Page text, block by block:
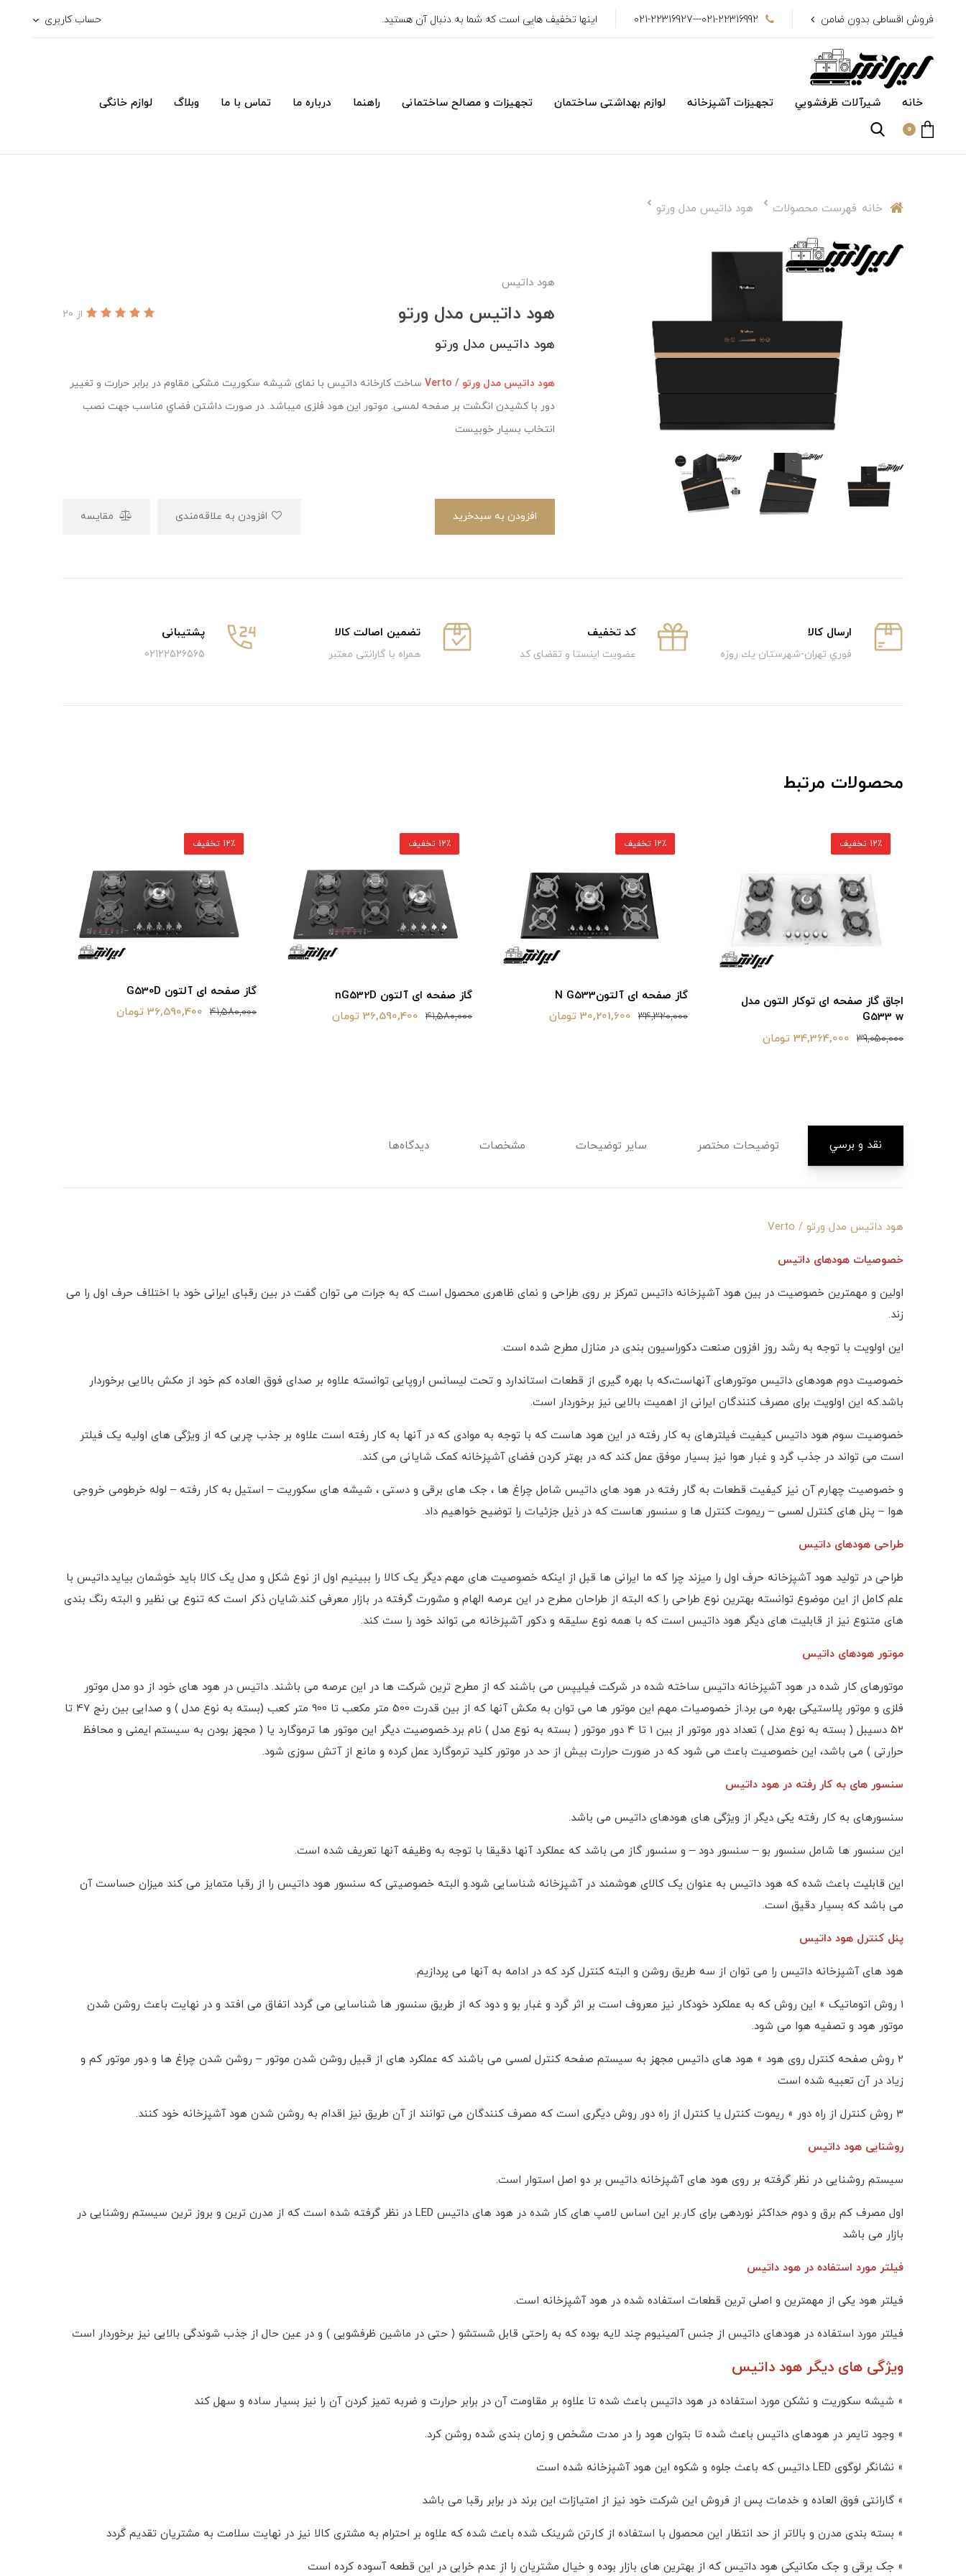
فروش اقساطی بدون ضامن 021-22316992---021-22316927 اینها تخفیف هایی است که شما به دنبال آن هستید. حساب کاربری
خانه شیرآلات ظرفشويي تجهیزات آشپزخانه لوازم بهداشتی ساختمان تجهیزات و مصالح ساختمانی راهنما درباره ما تماس با ما وبلاگ لوازم خانگی
0
خانه فهرست محصولات هود داتیس مدل ورتو
هود داتیس
هود داتیس مدل ورتو از 20
هود داتیس مدل ورتو
هود داتیس مدل ورتو / Verto
ساخت کارخانه داتیس با نمای شیشه سکوریت مشکی مقاوم در برابر حرارت و تغییر
دور با کشیدن انگشت بر صفحه لمسی. موتور این هود فلزی میباشد. در صورت داشتن فضاي مناسب جهت نصب
انتخاب بسيار خوبيست
افزودن به سبدخرید مقایسه
ارسال كالا
فوري تهران-شهرستان يك روزه
كد تخفيف
عضویت اینستا و تقضای کد
تضمین اصالت کالا
همراه با گارانتی معتبر
پشتیبانی
02122526565
محصولات مرتبط
اجاق گاز صفحه ای توکار التون مدل
G533 w
39,050,000 34,364,000 تومان
12٪ تخفیف
گاز صفحه ای آلتونN G533
34,320,000 30,201,600 تومان
12٪ تخفیف
گاز صفحه ای آلتون nG532D
41,580,000 36,590,400 تومان
12٪ تخفیف
گاز صفحه ای آلتون G530D
41,580,000 36,590,400 تومان
12٪ تخفیف
نقد و برسي توضيحات مختصر سایر توضیحات مشخصات دیدگاه‌ها
هود داتیس مدل ورتو / Verto
خصوصیات هودهای داتیس
اولین و مهمترین خصوصیت در بین هود آشپزخانه داتیس تمرکز بر روی طراحی و نمای ظاهری محصول است که به جرات می توان گفت در بین رقبای ایرانی خود با اختلاف حرف اول را می
زند.
این اولویت با توجه به رشد روز افزون صنعت دکوراسیون بندی در منازل مطرح شده است.
خصوصیت دوم هودهای داتیس موتورهای آنهاست،که با بهره گیری از قطعات استاندارد و تحت لیسانس اروپایی توانسته علاوه بر صدای فوق العاده کم خود از مکش بالایی برخوردار
باشد.که این اولویت برای مصرف کنندگان ایرانی از اهمیت بالایی نیز برخوردار است.
خصوصیت سوم هود داتیس کیفیت فیلترهای به کار رفته در این هود هاست که با توجه به موادی که در آنها به کار رفته است علاوه بر جذب چربی که از ویژگی های اولیه یک فیلتر
است می تواند در جذب گرد و غبار هوا نیز بسیار موفق عمل کند که در بهتر کردن فضای آشپزخانه کمک شایانی می کند.
و خصوصیت چهارم آن نیز کیفیت قطعات به گار رفته در هود های داتیس شامل چراغ ها ، جک های برقی و دستی ، شیشه های سکوریت – استیل به کار رفته – لوله خرطومی خروجی
هوا – پنل های کنترل لمسی – ریموت کنترل ها و سنسور هاست که در ذیل جزئیات را توضیح خواهیم داد.
طراحی هودهای داتیس
طراحی در تولید هود آشپزخانه حرف اول را میزند چرا که ما ایرانی ها قبل از اینکه خصوصیت های مهم دیگر یک کالا را ببینیم اول از نوع شکل و مدل یک کالا باید خوشمان بیاید.داتیس با
علم کامل از این موضوع توانسته بهترین نوع طراحی را که البته از طراحان مطرح در این عرصه الهام و مشورت گرفته در بازار معرفی کند.شایان ذکر است که تنوع بی نظیر و البته رنگ بندی
های متنوع نیز از قابلیت های دیگر هود داتیس است که با همه نوع سلیقه و دکور آشپزخانه می تواند خود را ست کند.
موتور هودهای داتیس
موتورهای کار شده در هود آشپزخانه داتیس ساخته شده در شرکت فیلیپس می باشند که از مطرح ترین شرکت ها در این عرصه می باشند. داتیس در هود های خود از دو مدل موتور
فلزی و موتور پلاستیکی بهره می برد.از خصوصیات مهم این موتور ها می توان به مکش آنها که از بین قدرت 500 متر مکعب تا 900 متر کعب (بسته به نوع مدل ) و صدایی بین رنج 47 تا
52 دسیبل ( بسته به نوع مدل ) تعداد دور موتور از بین 1 تا 4 دور موتور ( بسته به نوع مدل ) نام برد.خصوصیت دیگر این موتور ها ترموگارد یا ( مجهز بودن به سیستم ایمنی و محافظ
حرارتی ) می باشد، این خصوصیت باعث می شود که در صورت حرارت بیش از حد در موتور کلید ترموگارد عمل کرده و مانع از آتش سوزی شود.
سنسور های به کار رفته در هود داتیس
سنسورهای به کار رفته یکی دیگر از ویژگی های هودهای داتیس می باشد.
این سنسور ها شامل سنسور بو – سنسور دود – و سنسور گاز می باشد که عملکرد آنها دقیقا با توجه به وظیفه آنها تعریف شده است.
این قابلیت باعث شده که هود داتیس به عنوان یک کالای هوشمند در آشپزخانه شناسایی شود.و البته خصوصیتی که سنسور هود داتیس را از رقبا متمایز می کند میزان حساست آن
می باشد که بسیار دقیق است.
پنل کنترل هود داتیس
هود های آشپزخانه داتیس را می توان از سه طریق روشن و البته کنترل کرد که در ادامه به آنها می پردازیم.
1 روش اتوماتیک » این روش که به عملکرد خودکار نیز معروف است بر اثر گرد و غبار بو و دود که از طریق سنسور ها شناسایی می گردد اتفاق می افتد و در نهایت باعث روشن شدن
موتور هود و تصفیه هوا می شود.
2 روش صفحه کنترل روی هود » هود های داتیس مجهز به سیستم صفحه کنترل لمسی می باشند که عملکرد های از قبیل روشن شدن موتور – روشن شدن چراغ ها و دور موتور کم و
زیاد در آن تعبیه شده است
3 روش کنترل از راه دور » ریموت کنترل یا کنترل از راه دور روش دیگری است که مصرف کنندگان می توانند از آن طریق نیز اقدام به روشن شدن هود آشپزخانه خود کنند.
روشنایی هود داتیس
سیستم روشنایی در نظر گرفته بر روی هود های آشپزخانه داتیس بر دو اصل استوار است.
اول مصرف کم برق و دوم حداکثر نوردهی برای کار.بر این اساس لامپ های کار شده در هود های داتیس LED در نظر گرفته شده است که از مدرن ترین و بروز ترین سیستم روشنایی در
بازار می باشد
فیلتر مورد استفاده در هود داتیس
فیلتر هود یکی از مهمترین و اصلی ترین قطعات استفاده شده در هود آشپزخانه است.
فیلتر مورد استفاده در هودهای داتیس از جنس آلمینیوم چند لایه بوده که به راحتی قابل شستشو ( حتی در ماشین ظرفشویی ) و در عین حال از جذب شوندگی بالایی نیز برخوردار است
ویژگی های دیگر هود داتیس
» شیشه سکوریت و نشکن مورد استفاده در هود داتیس باعث شده تا علاوه بر مقاومت آن در برابر حرارت و ضربه تمیز کردن آن را نیز بسیار ساده و سهل کند
» وجود تایمر در هودهای داتیس باعث شده تا بتوان هود را در مدت مشخص و زمان بندی شده روشن کرد.
» نشانگر لوگوی LED داتیس که باعث جلوه و شکوه این هود آشپزخانه شده است
» گارانتی فوق العاده و خدمات پس از فروش این شرکت خود نیز از امتیازات این برند در برابر رقبا می باشد
» بسته بندی مدرن و بالاتر از حد انتظار این محصول با استفاده از کارتن شرینک شده باعث شده که علاوه بر احترام به مشتری کالا نیز در نهایت سلامت به مشتریان تقدیم گردد
» جک برقی و جک مکانیکی هود داتیس که از بهترین های بازار بوده و خیال مشتریان را از عدم خرابی در این قطعه آسوده کرده است